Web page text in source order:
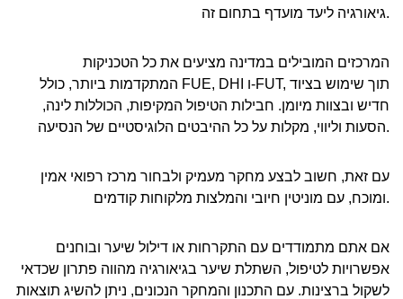
גיאורגיה ליעד מועדף בתחום זה.
המרכזים המובילים במדינה מציעים את כל הטכניקות
המתקדמות ביותר, כולל FUE, DHI ו-FUT, תוך שימוש בציוד
חדיש ובצוות מיומן. חבילות הטיפול המקיפות, הכוללות לינה,
הסעות וליווי, מקלות על כל ההיבטים הלוגיסטיים של הנסיעה.
עם זאת, חשוב לבצע מחקר מעמיק ולבחור מרכז רפואי אמין
ומוכח, עם מוניטין חיובי והמלצות מלקוחות קודמים.
אם אתם מתמודדים עם התקרחות או דילול שיער ובוחנים
אפשרויות לטיפול, השתלת שיער בגיאורגיה מהווה פתרון שכדאי
לשקול ברצינות. עם התכנון והמחקר הנכונים, ניתן להשיג תוצאות